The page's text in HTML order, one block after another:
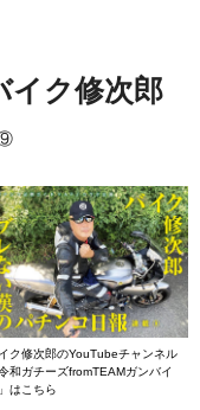
イク修次郎
⑨
ク修次郎のYouTubeチャンネル
令和ガチーズfromTEAMガンバイ
はこちら